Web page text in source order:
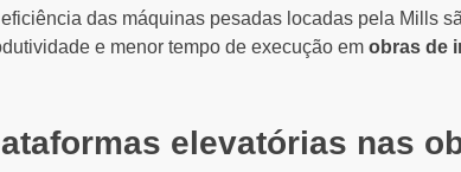
das máquinas pesadas locadas pela Mills
e menor tempo de execução emobras de
elevatórias nas